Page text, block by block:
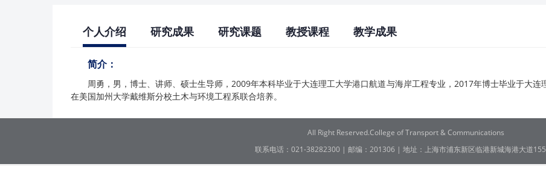
个人介绍 研究成果 研究课题 教授课程 教学成果
简介：
周勇，男，博士、讲师、硕士生导师，2009年本科毕业于大连理工大学港口航道与海岸工程专业，2017年博士毕业于大
在美国加州大学戴维斯分校土木与环境工程系联合培养。
All Right Reserved.College of Transport & Communications
联系电话：021-38282300 | 邮编：201306 | 地址：上海市浦东新区临港新城海港大道